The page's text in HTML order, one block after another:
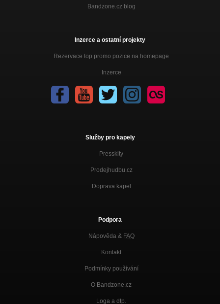
Bandzone.cz blog
Inzerce a ostatní projekty
Rezervace top promo pozice na homepage
Inzerce
Služby pro kapely
Presskity
Prodejhudbu.cz
Doprava kapel
Podpora
Nápověda & FAQ
Kontakt
Podmínky používání
O Bandzone.cz
Loga a dtp.